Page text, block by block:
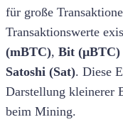
für große
Transaktionswerte
(mBTC), Bit (μBTC)
Satoshi (Sat). Diese
Darstellung kleinerer
beim Mining.